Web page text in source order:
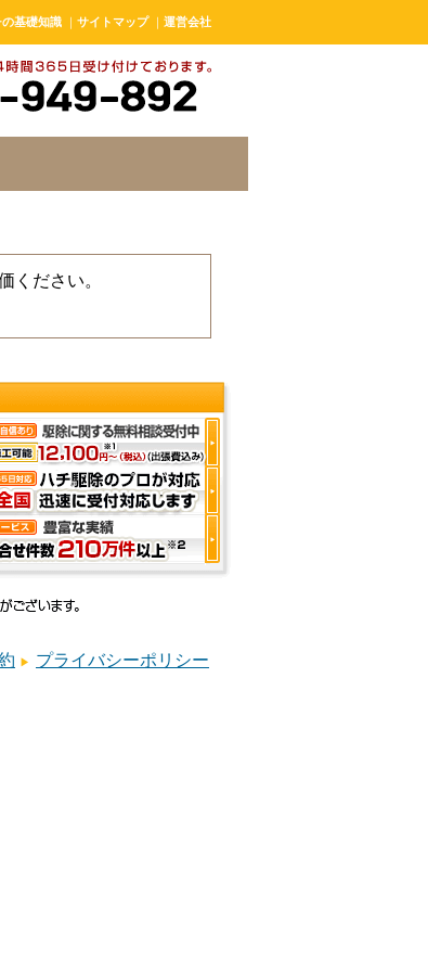
の基礎知識 ｜ サイトマップ ｜ 運営会社
ください。
プライバシーポリシー